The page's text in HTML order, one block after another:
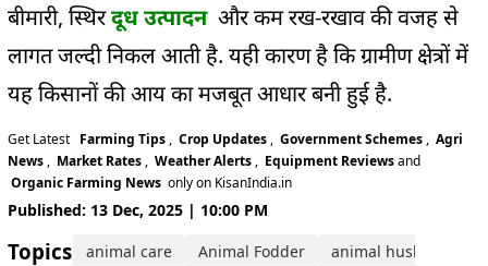
बीमारी, स्थिरदूध उत्पादनऔर कम रख-रखाव की वजह से
लागत जल्दी निकल आती है. यही कारण है कि ग्रामीण क्षेत्रों में
यह किसानों की आय का मजबूत आधार बनी हुई है.
Get Latest Farming Tips , Crop Updates , Government Schemes , Agri
News , Market Rates , Weather Alerts , Equipment Reviewsand
Organic Farming News only on KisanIndia.in
Published: 13 Dec, 2025 | 10:00 PM
Topics: animal care Animal Fodder animal husbandry